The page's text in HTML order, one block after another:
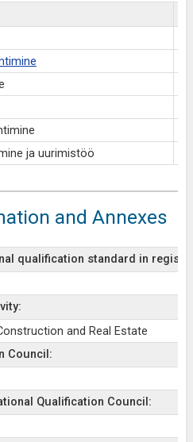
ja uurimistöö
and Annexes
qualification standard in
and Real Estate
Council:
Qualification Council: